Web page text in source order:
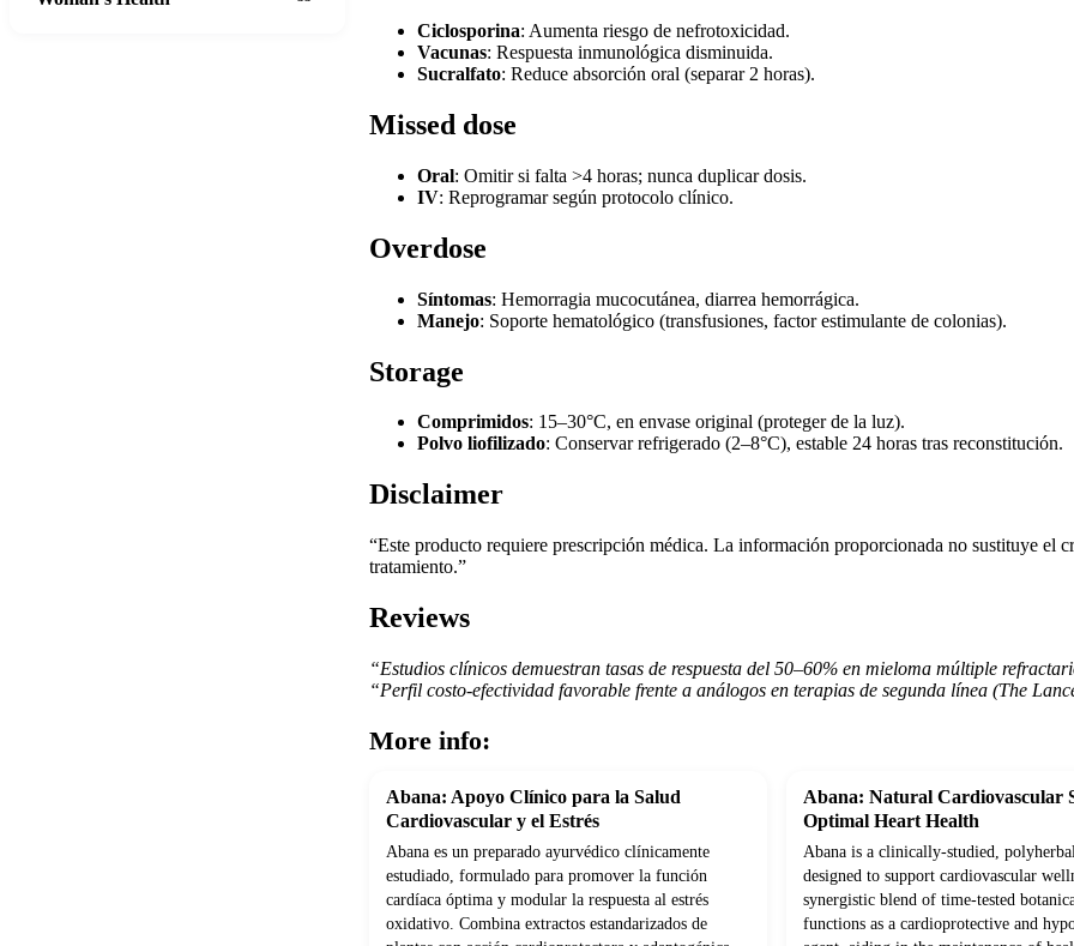
Ciclosporina: Aumenta riesgo de nefrotoxicidad.
Vacunas: Respuesta inmunológica disminuida.
Sucralfato: Reduce absorción oral (separar 2 horas).
Missed dose
Oral: Omitir si falta >4 horas; nunca duplicar dosis.
IV: Reprogramar según protocolo clínico.
Overdose
Síntomas: Hemorragia mucocutánea, diarrea hemorrágica.
Manejo: Soporte hematológico (transfusiones, factor estimulante de colonias).
Storage
Comprimidos: 15–30°C, en envase original (proteger de la luz).
Polvo liofilizado: Conservar refrigerado (2–8°C), estable 24 horas tras reconstitución.
Disclaimer
“Este producto requiere prescripción médica. La información proporcionada no sustituye
tratamiento.”
Reviews
“Estudios clínicos demuestran tasas de respuesta del 50–60% en mieloma múltiple
“Perfil costo-efectividad favorable frente a análogos en terapias de segunda línea (The
More info:
Abana: Apoyo Clínico para la Salud
Cardiovascular y el Estrés
Abana es un preparado ayurvédico clínicamente
estudiado, formulado para promover la función
cardíaca óptima y modular la respuesta al estrés
oxidativo. Combina extractos estandarizados de
Abana: Natural Cardiovascular
Optimal Heart Health
Abana is a clinically-studied,
designed to support cardiovascular
synergistic blend of time-tested
functions as a cardioprotective and